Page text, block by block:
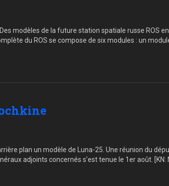
modèles de la future station spatiale russe ROS
du ROS se compose de six modules : un
plan un modèle de Luna-25. Une réunion du
adjoints concernés s’est tenue le 1er août.